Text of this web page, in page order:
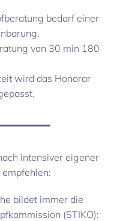
bedarf einer
von 30 min 180
wird das Honorar
intensiver eigener
bildet immer die
(STIKO):